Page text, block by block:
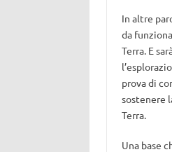
In altre
da
Terra. E
prova di
sostenere
Terra.
Una base